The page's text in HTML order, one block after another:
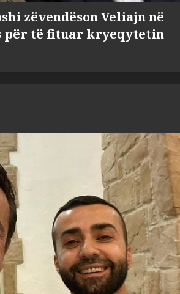
zëvendëson Veliajn në
për të fituar kryeqytetin